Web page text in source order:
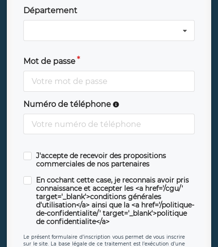
Département
Mot de passe
Numéro de téléphone
J'accepte de recevoir des propositions
commerciales de nos partenaires
En cochant cette case, je reconnais avoir pris
connaissance et accepter les <a href='/cgu/'
target='_blank'>conditions générales
d'utilisation</a> ainsi que la <a href='/politique-
de-confidentialite/' target='_blank'>politique
de confidentialite</a>
Le présent formulaire d’inscription vous permet de vous inscrire
sur le site. La base légale de ce traitement est l’exécution d’une